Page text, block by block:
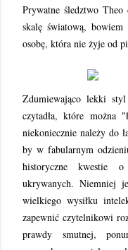
Prywatne śledztwo
skalę światową,
osobę, która nie żyje od
Zdumiewająco lekki
czytadła, które można
niekoniecznie należy do
by w fabularnym
historyczne kwestie
ukrywanych. Niemniej
wielkiego wysiłku
zapewnić czytelnikowi
prawdy smutnej,